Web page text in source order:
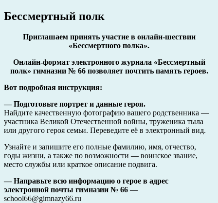
Бессмертный полк
Приглашаем принять участие в онлайн-шествии
«Бессмертного полка».
Онлайн-формат электронного журнала «Бессмертный
полк» гимназии № 66 позволяет почтить память героев.
Вот подробная инструкция:
— Подготовьте портрет и данные героя.
Найдите качественную фотографию вашего родственника —
участника Великой Отечественной войны, труженика тыла
или другого героя семьи. Переведите её в электронный вид.
Узнайте и запишите его полные фамилию, имя, отчество,
годы жизни, а также по возможности — воинское звание,
место службы или краткое описание подвига.
— Направьте всю информацию о герое в адрес
электронной почты гимназии № 66 —
school66@gimnazy66.ru